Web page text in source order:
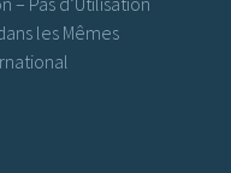
les Mêmes